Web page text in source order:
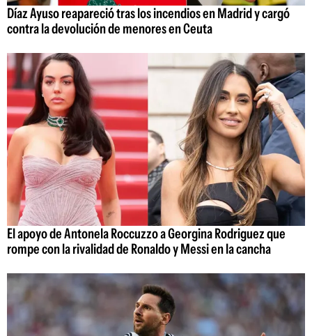
Díaz Ayuso reapareció tras los incendios en Madrid y cargó
contra la devolución de menores en Ceuta
El apoyo de Antonela Roccuzzo a Georgina Rodriguez que
rompe con la rivalidad de Ronaldo y Messi en la cancha